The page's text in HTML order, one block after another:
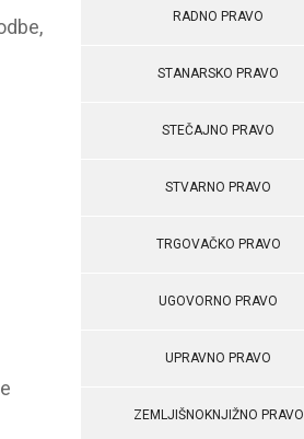
RADNO PRAVO
STANARSKO PRAVO
STEČAJNO PRAVO
STVARNO PRAVO
TRGOVAČKO PRAVO
UGOVORNO PRAVO
UPRAVNO PRAVO
ZEMLJIŠNOKNJIŽNO PRAVO